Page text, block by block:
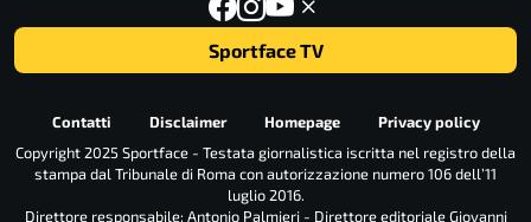
Sportface TV
Contatti Disclaimer Homepage
Privacy policy
Copyright 2025 Sportface - Testata giornalistica iscritta nel registro della
stampa dal Tribunale di Roma con autorizzazione numero 106 dell’11
luglio 2016.
Direttore responsabile: Antonio Palmieri - Direttore editoriale Giovanni